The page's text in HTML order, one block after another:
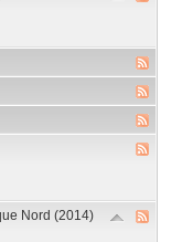
Nord (2014)